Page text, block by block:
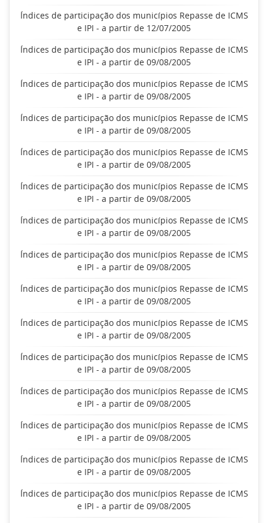
Índices de participação dos municípios Repasse de ICMS
e IPI - a partir de 12/07/2005
Índices de participação dos municípios Repasse de ICMS
e IPI - a partir de 09/08/2005
Índices de participação dos municípios Repasse de ICMS
e IPI - a partir de 09/08/2005
Índices de participação dos municípios Repasse de ICMS
e IPI - a partir de 09/08/2005
Índices de participação dos municípios Repasse de ICMS
e IPI - a partir de 09/08/2005
Índices de participação dos municípios Repasse de ICMS
e IPI - a partir de 09/08/2005
Índices de participação dos municípios Repasse de ICMS
e IPI - a partir de 09/08/2005
Índices de participação dos municípios Repasse de ICMS
e IPI - a partir de 09/08/2005
Índices de participação dos municípios Repasse de ICMS
e IPI - a partir de 09/08/2005
Índices de participação dos municípios Repasse de ICMS
e IPI - a partir de 09/08/2005
Índices de participação dos municípios Repasse de ICMS
e IPI - a partir de 09/08/2005
Índices de participação dos municípios Repasse de ICMS
e IPI - a partir de 09/08/2005
Índices de participação dos municípios Repasse de ICMS
e IPI - a partir de 09/08/2005
Índices de participação dos municípios Repasse de ICMS
e IPI - a partir de 09/08/2005
Índices de participação dos municípios Repasse de ICMS
e IPI - a partir de 09/08/2005